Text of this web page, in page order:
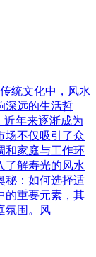
统文化中，风水
深远的生活哲
近年来逐渐成为
场不仅吸引了众
和家庭与工作环
了解寿光的风水
秘：如何选择适
的重要元素，其
氛围。风